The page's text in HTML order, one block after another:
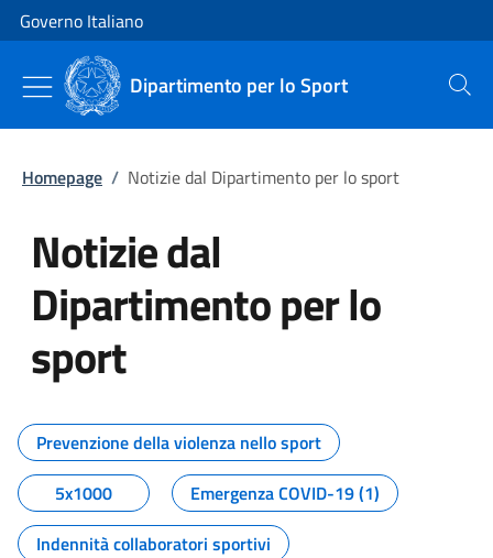
Vai al contenuto
Vai alla navigazione del sito
Governo Italiano
Dipartimento per lo Sport Cerca
Homepage / Notizie dal Dipartimento per lo sport
Notizie dal
Dipartimento per lo
sport
Tutti i contenuti della pagina
Prevenzione della violenza nello sport
5x1000
Emergenza COVID-19 (1)
Indennità collaboratori sportivi